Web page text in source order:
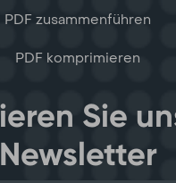
PDF zusammenführen
PDF komprimieren
Sie
Newsletter